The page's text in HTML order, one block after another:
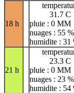
18 h
31.7 C
pluie : 0 MM
nuages : 55 %
humidite : 31
21 h
23.3 C
pluie : 0 MM
nuages : 23 %
humidite : 54